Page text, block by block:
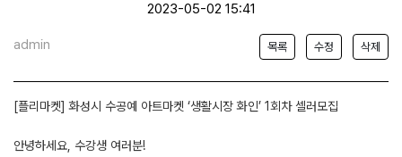
2023-05-02 15:41
admin 목록 수정 삭제
[플리마켓] 화성시 수공예 아트마켓 ‘생활시장 화인’ 1회차 셀러모집
안녕하세요, 수강생 여러분!